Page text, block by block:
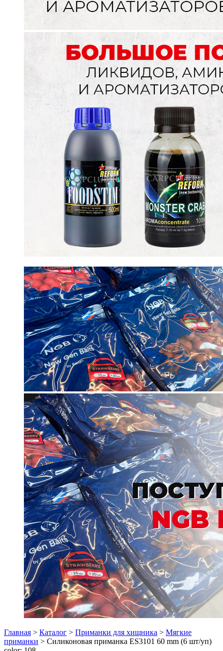
Главная > Каталог > Приманки для хищника > Мягкие
приманки > Силиконовая приманка ES3101 60 mm (6 шт/уп)